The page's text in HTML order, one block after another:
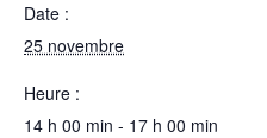
Date :
25 novembre
Heure :
14 h 00 min - 17 h 00 min